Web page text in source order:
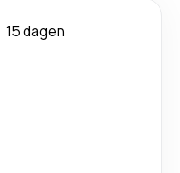
15 dagen